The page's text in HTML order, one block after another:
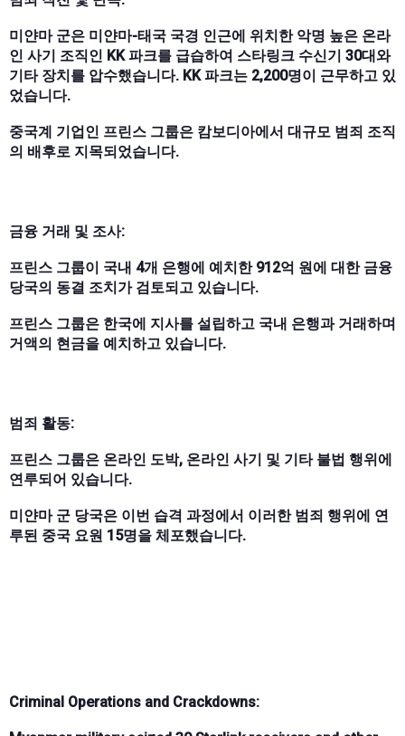
미얀마 군은 미얀마-태국 국경 인근에 위치한 악명 높은 온라
인 사기 조직인 KK 파크를 급습하여 스타링크 수신기 30대와
기타 장치를 압수했습니다. KK 파크는 2,200명이 근무하고 있
었습니다.
중국계 기업인 프린스 그룹은 캄보디아에서 대규모 범죄 조직
의 배후로 지목되었습니다.
금융 거래 및 조사:
프린스 그룹이 국내 4개 은행에 예치한 912억 원에 대한 금융
당국의 동결 조치가 검토되고 있습니다.
프린스 그룹은 한국에 지사를 설립하고 국내 은행과 거래하며
거액의 현금을 예치하고 있습니다.
범죄 활동:
프린스 그룹은 온라인 도박, 온라인 사기 및 기타 불법 행위에
연루되어 있습니다.
미얀마 군 당국은 이번 습격 과정에서 이러한 범죄 행위에 연
루된 중국 요원 15명을 체포했습니다.
Criminal Operations and Crackdowns: